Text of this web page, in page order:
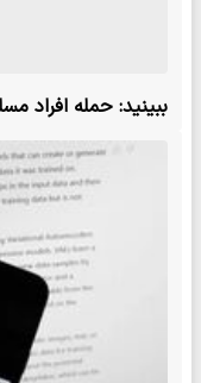
ببینید: حمله افراد